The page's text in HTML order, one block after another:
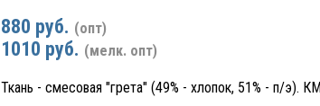
880 руб. (опт)
1010 руб. (мелк. опт)
Ткань - смесовая "грета" (49% - хлопок, 51% - п/э).